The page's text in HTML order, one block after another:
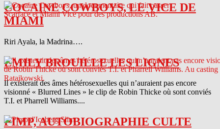
COCAINE COWBOYS, LE VICE DE
MIAMI
Riri Ayala, la Madrina….
EMILY BROUILLE LES LIGNES
Il existerait des âmes hétérosexuelles qui n’auraient pas encore
visionné « Blurred Lines » le clip de Robin Thicke où sont conviés
T.I. et Pharrell Williams....
PIMP, AUTOBIOGRAPHIE CULTE